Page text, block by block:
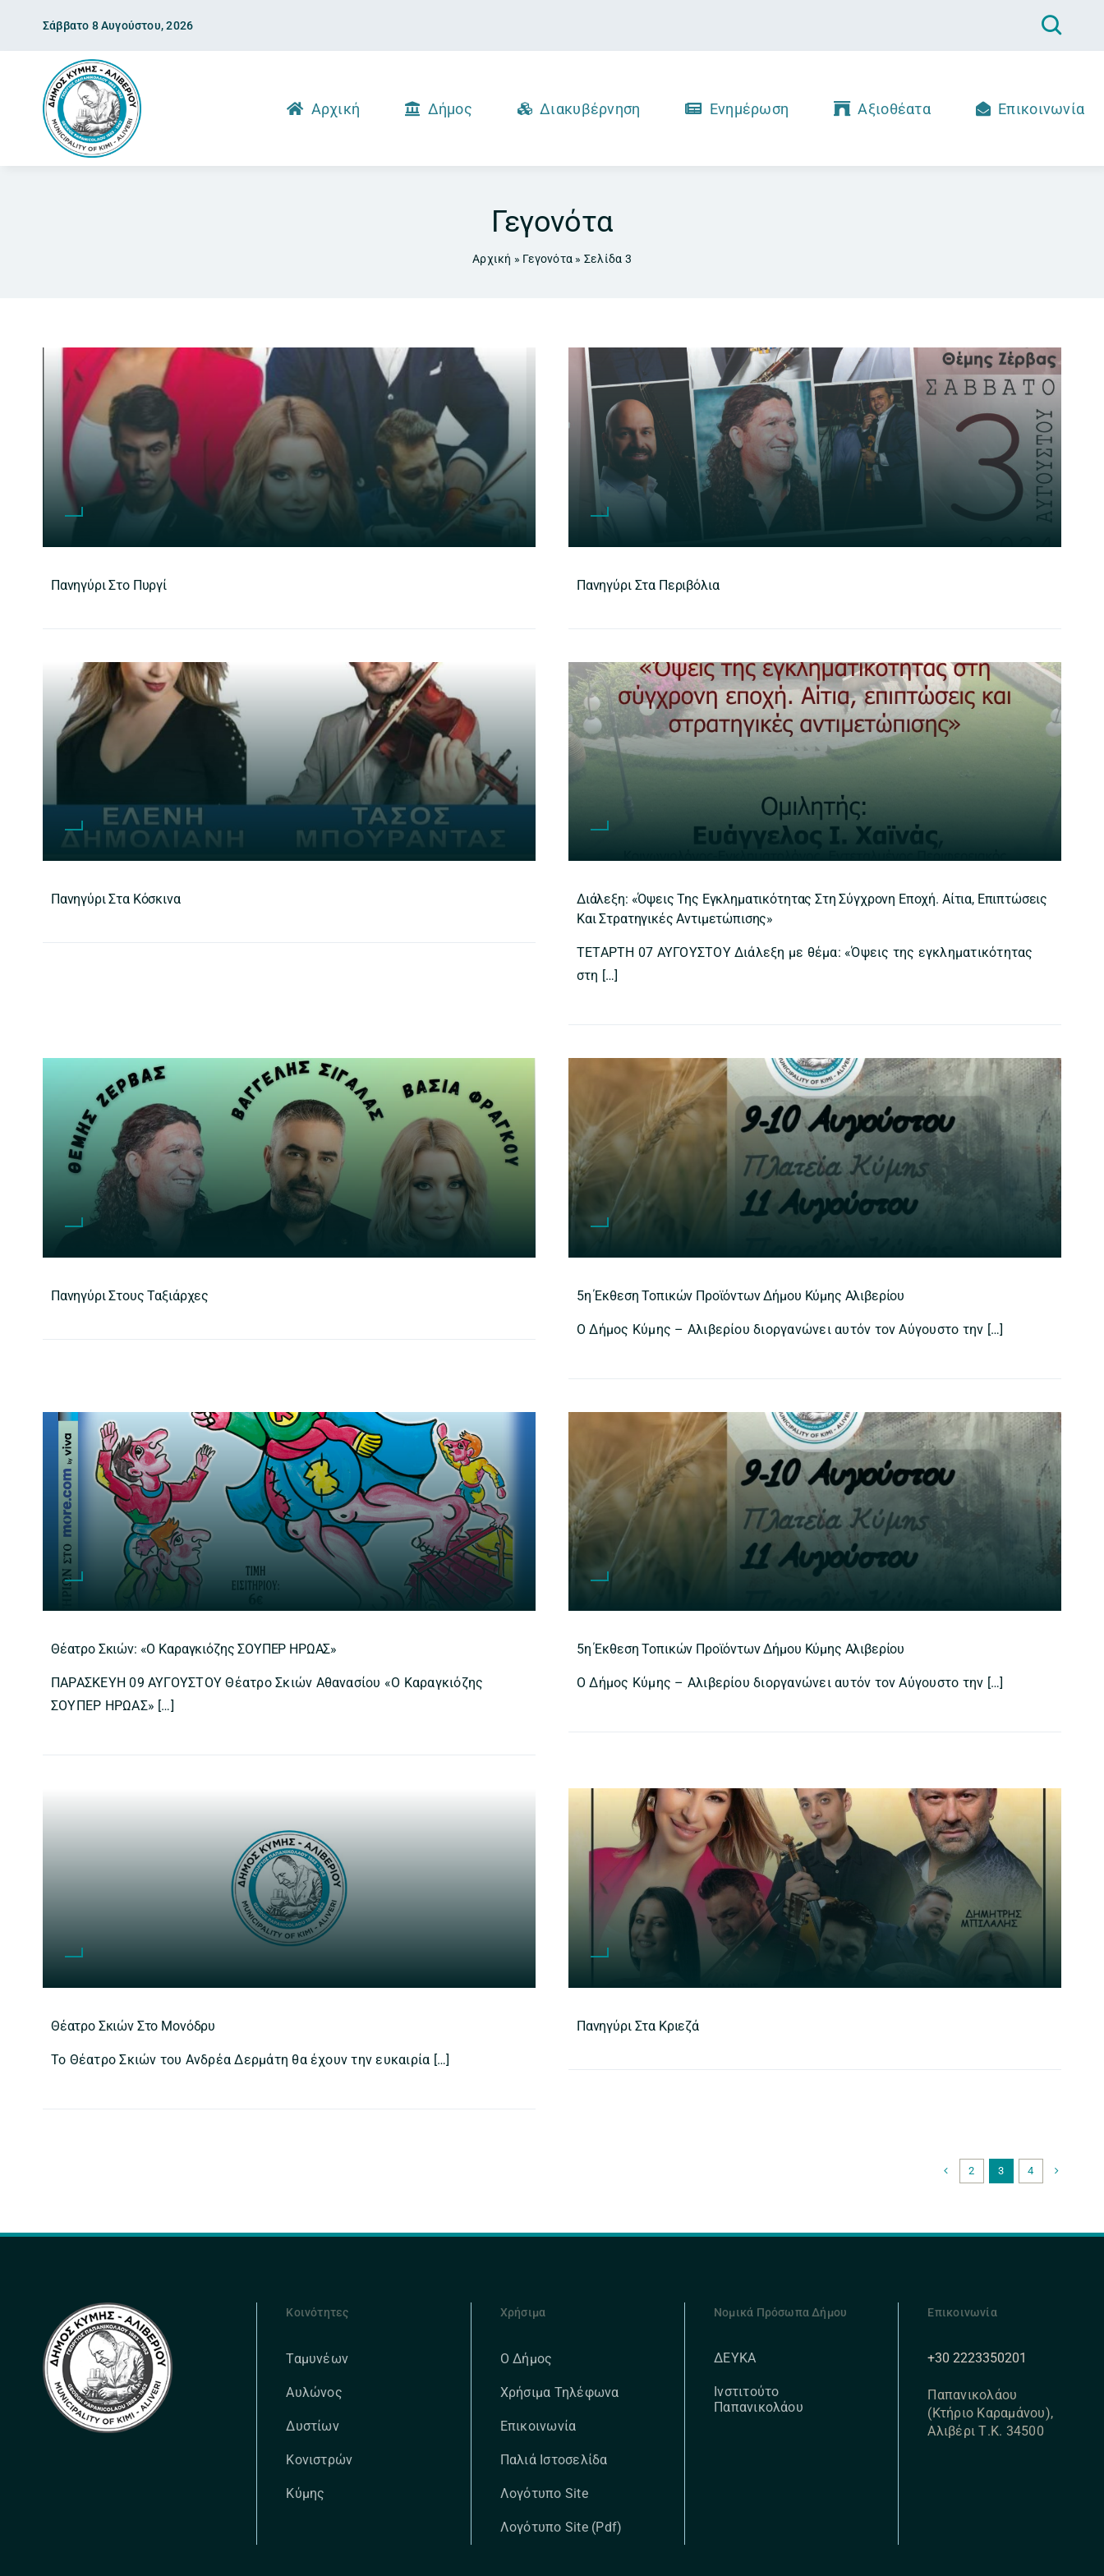
content
Σάββατο 8 Αυγούστου, 2026
Αρχική Δήμος Διακυβέρνηση Ενημέρωση Αξιοθέατα Επικοινωνία
Γεγονότα
Αρχική » Γεγονότα » Σελίδα 3
Πανηγύρι Στο Πυργί Πανηγύρι Στα Περιβόλια
Πανηγύρι Στα Κόσκινα
Διάλεξη: «Όψεις Της Εγκληματικότητας Στη Σύγχρονη Εποχή. Αίτια, Επιπτώσεις
Και Στρατηγικές Αντιμετώπισης»
ΤΕΤΑΡΤΗ 07 ΑΥΓΟΥΣΤΟΥ Διάλεξη με θέμα: «Όψεις της εγκληματικότητας
στη […]
Πανηγύρι Στους Ταξιάρχες 5η Έκθεση Τοπικών Προϊόντων Δήμου Κύμης Αλιβερίου
Ο Δήμος Κύμης – Αλιβερίου διοργανώνει αυτόν τον Αύγουστο την […]
Θέατρο Σκιών: «Ο Καραγκιόζης ΣΟΥΠΕΡ ΗΡΩΑΣ»
ΠΑΡΑΣΚΕΥΗ 09 ΑΥΓΟΥΣΤΟΥ Θέατρο Σκιών Αθανασίου «Ο Καραγκιόζης
ΣΟΥΠΕΡ ΗΡΩΑΣ» […]
5η Έκθεση Τοπικών Προϊόντων Δήμου Κύμης Αλιβερίου
Ο Δήμος Κύμης – Αλιβερίου διοργανώνει αυτόν τον Αύγουστο την […]
Θέατρο Σκιών Στο Μονόδρυ
Το Θέατρο Σκιών του Ανδρέα Δερμάτη θα έχουν την ευκαιρία […]
Πανηγύρι Στα Κριεζά
2 3 4
Κοινότητες
Ταμυνέων
Αυλώνος
Δυστίων
Κονιστρών
Κύμης
Χρήσιμα
Ο Δήμος
Χρήσιμα Τηλέφωνα
Επικοινωνία
Παλιά Ιστοσελίδα
Λογότυπο Site
Λογότυπο Site (pdf)
Νομικά Πρόσωπα Δήμου
ΔΕΥΚΑ
Ινστιτούτο
Παπανικολάου
Επικοινωνία
+30 2223350201
Παπανικολάου
(Κτήριο Καραμάνου),
Αλιβέρι Τ.Κ. 34500